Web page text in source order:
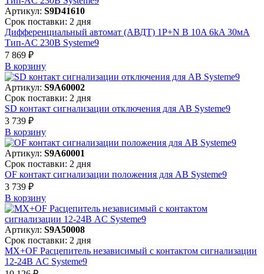
Артикул: S9D41610
Срок поставки: 2 дня
Дифференциальный автомат (АВДТ) 1P+N B 10A 6kA 30мА
Тип-AC 230В Systeme9
7 869 ₽
В корзинy
Артикул: S9A60002
Срок поставки: 2 дня
SD контакт сигнализации отключения для АВ Systeme9
3 739 ₽
В корзинy
Артикул: S9A60001
Срок поставки: 2 дня
OF контакт сигнализации положения для АВ Systeme9
3 739 ₽
В корзинy
Артикул: S9A50008
Срок поставки: 2 дня
MX+OF Расцепитель независимый с контактом сигнализации
12-24В AC Systeme9